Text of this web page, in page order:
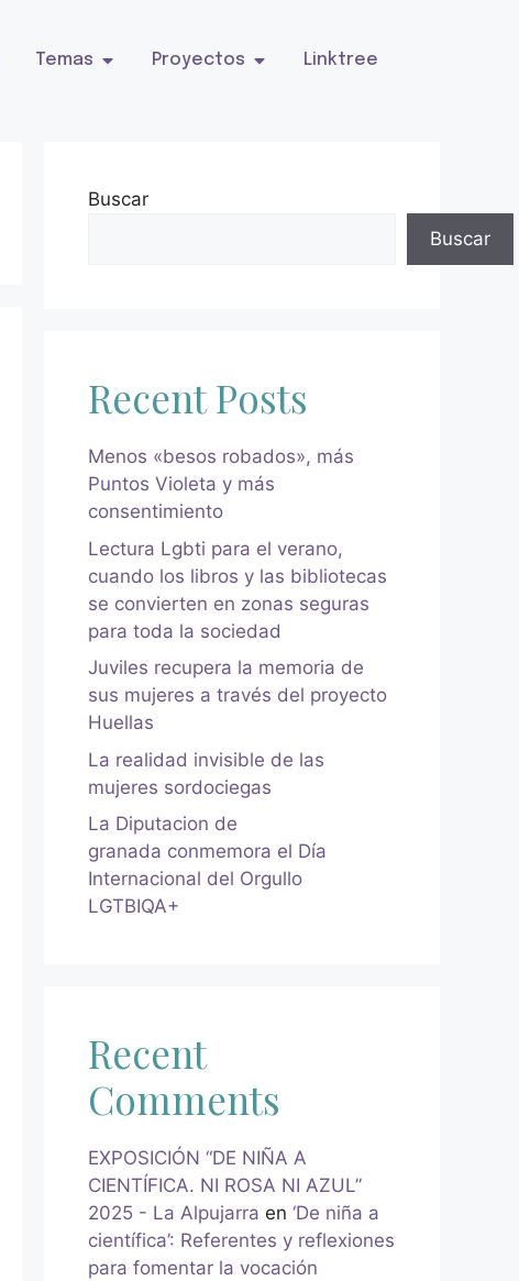
Temas Proyectos Linktree
Buscar
Buscar
Recent Posts
Menos «besos robados», más
Puntos Violeta y más
consentimiento
Lectura Lgbti para el verano,
cuando los libros y las bibliotecas
se convierten en zonas seguras
para toda la sociedad
Juviles recupera la memoria de
sus mujeres a través del proyecto
Huellas
La realidad invisible de las
mujeres sordociegas
La Diputacion de
granada conmemora el Día
Internacional del Orgullo
LGTBIQA+
Recent
Comments
EXPOSICIÓN “DE NIÑA A
CIENTÍFICA. NI ROSA NI AZUL”
2025 - La Alpujarra en ‘De niña a
científica’: Referentes y reflexiones
para fomentar la vocación